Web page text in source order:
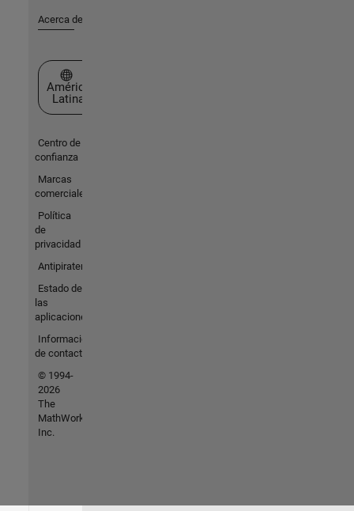
Acerca de MathWorks
Seleccione un país/idioma
América
Latina
Centro de
confianza
Marcas
comerciales
Política
de
privacidad
Antipiratería
Estado de
las
aplicaciones
Información
de contacto
© 1994-
2026
The
MathWorks,
Inc.